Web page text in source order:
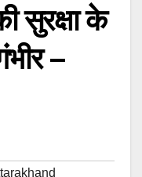
सुरक्षा के
–